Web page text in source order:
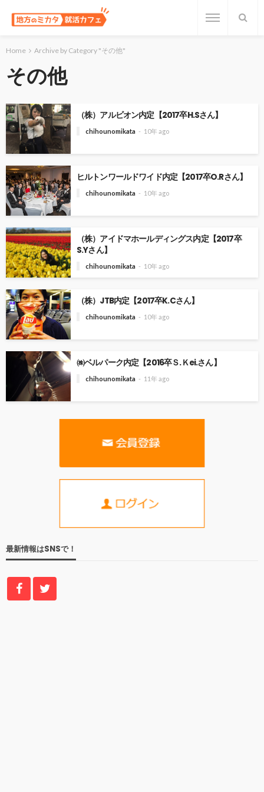
Home Archive by Category "その他"
その他
（株）アルビオン内定【2017卒H.Sさん】
chihounomikata 10年 ago
ヒルトンワールドワイド内定【2017卒O.Rさん】
chihounomikata 10年 ago
（株）アイドマホールディングス内定【2017卒
S.Yさん】
chihounomikata 10年 ago
（株）JTB内定【2017卒K.Cさん】
chihounomikata 10年 ago
㈱ベルパーク内定【2016卒Ｓ.Ｋei.さん】
chihounomikata 11年 ago
最新情報はSNSで！